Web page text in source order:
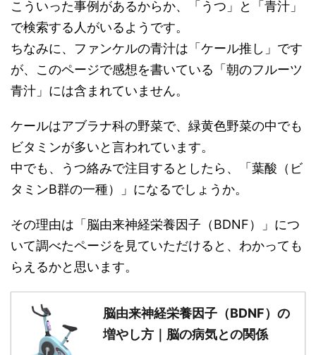
こういった事例があるからか、「うつ」と「青汁」
で検索する人がいるようです。
ちなみに、ファンケルの青汁は「ケール推し」です
が、このページで感想を書いている「朝のフルーツ
青汁」には含まれていません。
ケールはアブラナ科の野菜で、緑黄色野菜の中でも
ビタミンが多いと言われています。
中でも、うつ絡みで注目するとしたら、「葉酸（ビ
タミンB群の一種）」になるでしょうか。
その理由は「脳由来神経栄養因子（BDNF）」につ
いて調べたページを見ていただけると、わかっても
らえるかと思います。
脳由来神経栄養因子（BDNF）の
増やし方｜脳の病気との関係